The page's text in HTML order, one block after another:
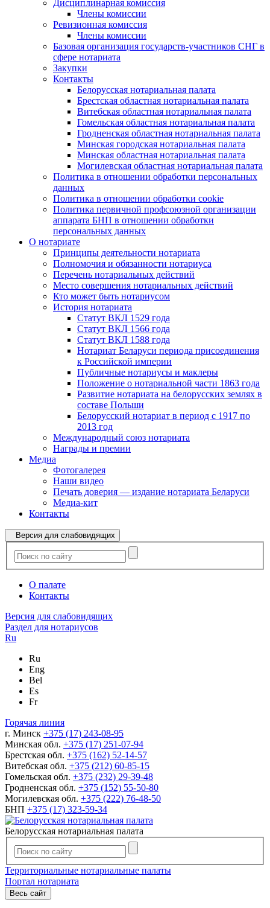
Дисциплинарная комиссия
Члены комиссии
Ревизионная комиссия
Члены комиссии
Базовая организация государств-участников СНГ в
сфере нотариата
Закупки
Контакты
Белорусская нотариальная палата
Брестская областная нотариальная палата
Витебская областная нотариальная палата
Гомельская областная нотариальная палата
Гродненская областная нотариальная палата
Минская городская нотариальная палата
Минская областная нотариальная палата
Могилевская областная нотариальная палата
Политика в отношении обработки персональных
данных
Политика в отношении обработки cookie
Политика первичной профсоюзной организации
аппарата БНП в отношении обработки
персональных данных
О нотариате
Принципы деятельности нотариата
Полномочия и обязанности нотариуса
Перечень нотариальных действий
Место совершения нотариальных действий
Кто может быть нотариусом
История нотариата
Статут ВКЛ 1529 года
Статут ВКЛ 1566 года
Статут ВКЛ 1588 года
Нотариат Беларуси периода присоединения
к Российской империи
Публичные нотариусы и маклеры
Положение о нотариальной части 1863 года
Развитие нотариата на белорусских землях в
составе Польши
Белорусский нотариат в период с 1917 по
2013 год
Международный союз нотариата
Награды и премии
Медиа
Фотогалерея
Наши видео
Печать доверия — издание нотариата Беларуси
Медиа-кит
Контакты
Версия для слабовидящих
О палате
Контакты
Версия для слабовидящих
Раздел для нотариусов
Ru
Ru
Eng
Bel
Es
Fr
Горячая линия
г. Минск +375 (17) 243-08-95
Минская обл. +375 (17) 251-07-94
Брестская обл. +375 (162) 52-14-57
Витебская обл. +375 (212) 60-85-15
Гомельская обл. +375 (232) 29-39-48
Гродненская обл. +375 (152) 55-50-80
Могилевская обл. +375 (222) 76-48-50
БНП +375 (17) 323-59-34
Белорусская нотариальная палата
Территориальные нотариальные палаты
Портал нотариата
Весь сайт